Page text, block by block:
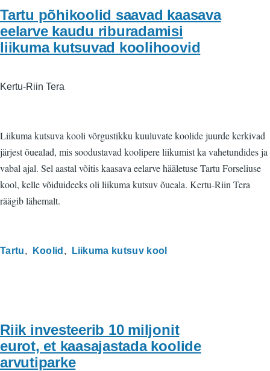
Tartu põhikoolid saavad kaasava
eelarve kaudu riburadamisi
liikuma kutsuvad koolihoovid
Kertu-Riin Tera
Liikuma kutsuva kooli võrgustikku kuuluvate koolide juurde kerkivad
järjest õuealad, mis soodustavad koolipere liikumist ka vahetundides ja
vabal ajal. Sel aastal võitis kaasava eelarve hääletuse Tartu Forseliuse
kool, kelle võiduideeks oli liikuma kutsuv õueala. Kertu-Riin Tera
räägib lähemalt.
Tartu Koolid Liikuma kutsuv kool
Riik investeerib 10 miljonit
eurot, et kaasajastada koolide
arvutiparke